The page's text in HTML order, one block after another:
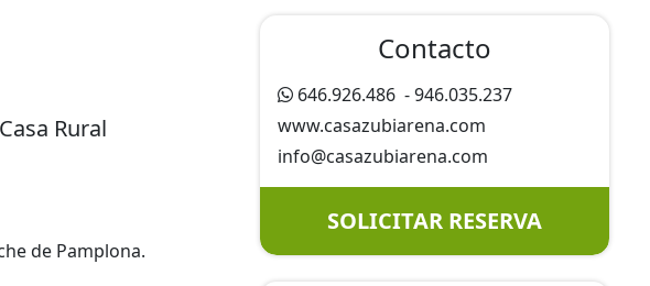
Casa Rural
de Pamplona.
Contacto
646.926.486 -946.035.237
www.casazubiarena.com
info@casazubiarena.com
SOLICITAR RESERVA